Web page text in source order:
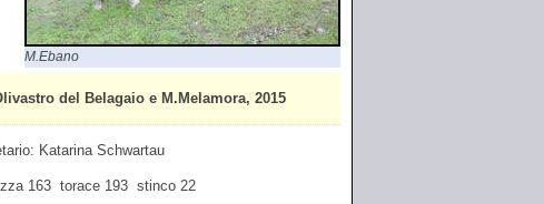
M.Ebano
del Belagaio e M.Melamora, 2015
Katarina Schwartau
163 torace 193 stinco 22